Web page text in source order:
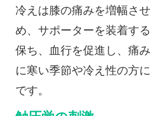
冷えは膝の痛みを増幅さ
め、サポーターを装着す
保ち、血行を促進し、痛
に寒い季節や冷え性の方
です。